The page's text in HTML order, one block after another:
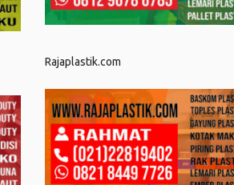
Rajaplastik.com